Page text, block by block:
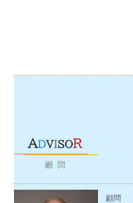
顧問